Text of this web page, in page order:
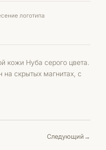
логотипа
кожи Нуба серого цвета.
скрытых магнитах, с
Следующий